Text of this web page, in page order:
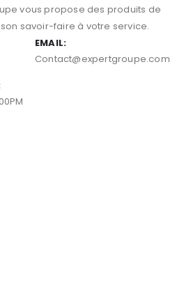
vous propose des produits de
savoir-faire à votre service.
EMAIL:
Contact@expertgroupe.com